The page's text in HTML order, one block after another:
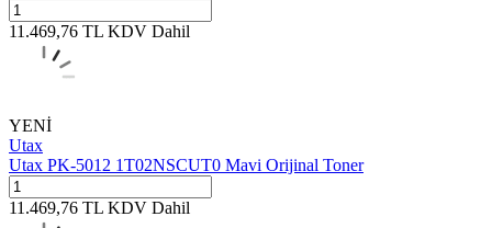
11.469,76 TL KDV Dahil
YENİ
Utax
Utax PK-5012 1T02NSCUT0 Mavi Orijinal Toner
11.469,76 TL KDV Dahil